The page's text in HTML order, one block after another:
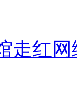
走红网